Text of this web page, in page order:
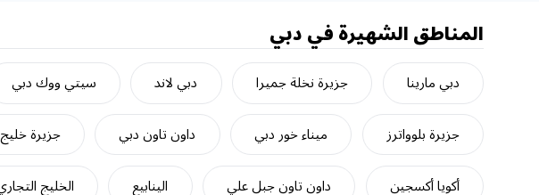
المناطق الشهيرة في دبي
دبي مارينا جزيرة نخلة جميرا دبي لاند سيتي ووك دبي
جزيرة بلوواترز
ميناء خور دبي داون تاون دبي جزيرة
أكويا أكسجين
داون تاون جبل علي الينابيع الخليج